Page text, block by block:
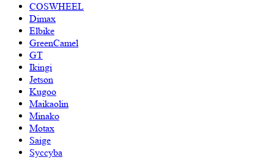
COSWHEEL
Dimax
Elbike
GreenCamel
GT
Ikingi
Jetson
Kugoo
Maikaolin
Minako
Motax
Saige
Syccyba